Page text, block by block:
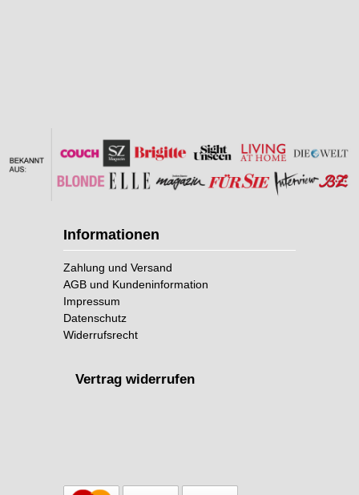
Informationen
Zahlung und Versand
AGB und Kundeninformation
Impressum
Datenschutz
Widerrufsrecht
Vertrag widerrufen